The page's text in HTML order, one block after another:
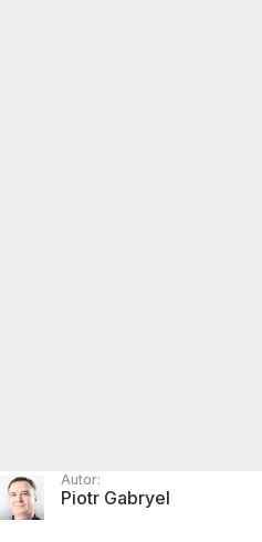
Autor:
Piotr Gabryel